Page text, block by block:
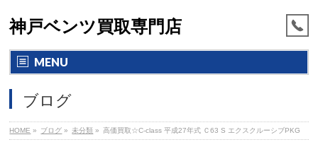
神戸ベンツ買取専門店
MENU
ブログ
HOME » ブログ » 未分類 » 高価買取☆C-class 平成27年式 Ｃ63 S エクスクルーシブPKG